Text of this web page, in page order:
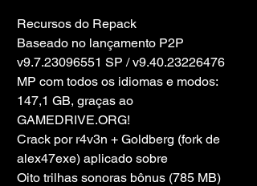
Recursos do Repack
Baseado no lançamento P2P
v9.7.23096551 SP / v9.40.23226476
MP com todos os idiomas e modos:
147,1 GB, graças ao
GAMEDRIVE.ORG!
Crack por r4v3n + Goldberg (fork de
alex47exe) aplicado sobre
Oito trilhas sonoras bônus (785 MB)